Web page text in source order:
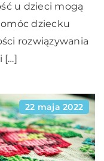
u dzieci mogą
dziecku
rozwiązywania
[…]
22 maja 2022